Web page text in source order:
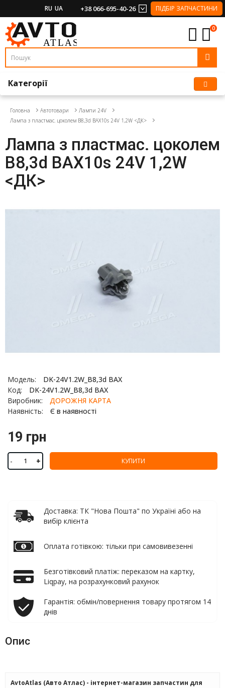
RU UA +38 066-695-40-26 ПІДБІР ЗАПЧАСТИНИ
0
Категорії
Головна Автотовари
Лампи 24V
Лампа з пластмас. цоколем B8,3d BAX10s 24V 1,2W <ДК>
Лампа з пластмас. цоколем
B8,3d BAX10s 24V 1,2W
<ДК>
Модель:
DK-24V1.2W_B8,3d BAX
Код:
DK-24V1.2W_B8,3d BAX
Виробник:
ДОРОЖНЯ КАРТА
Наявність:
Є в наявності
19 грн
- + КУПИТИ
Доставка: ТК "Нова Пошта" по Україні або на
вибір клієнта
Оплата готівкою: тільки при самовивезенні
Безготівковий платіж: переказом на картку,
Liqpay, на розрахунковий рахунок
Гарантія: обмін/повернення товару протягом 14
днів
Опис
AvtoAtlas (Авто Атлас) - інтернет-магазин запчастин для